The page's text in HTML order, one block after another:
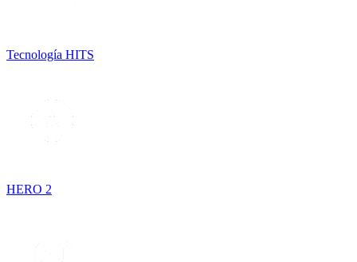
Tecnología HITS
HERO 2